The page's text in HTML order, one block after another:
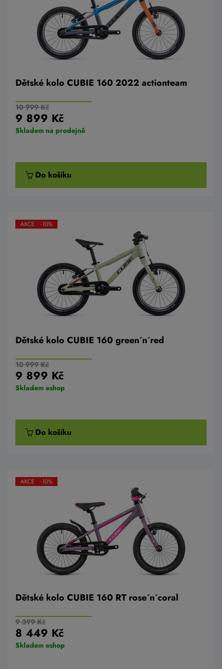
Dětské kolo CUBIE 160 2022 actionteam
10 999 Kč
9 899 Kč
Skladem na prodejně
Do košíku
Dětské kolo CUBIE 160 green´n´red
AKCE -10%
10 999 Kč
9 899 Kč
Skladem eshop
Do košíku
Dětské kolo CUBIE 160 RT rose´n´coral
AKCE -10%
9 399 Kč
8 449 Kč
Skladem eshop